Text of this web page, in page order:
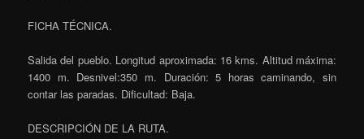
FICHA TÉCNICA.
Salida del pueblo. Longitud aproximada: 16 kms. Altitud máxima:
1400 m. Desnivel:350 m. Duración: 5 horas caminando, sin
contar las paradas. Dificultad: Baja.
DESCRIPCIÓN DE LA RUTA.